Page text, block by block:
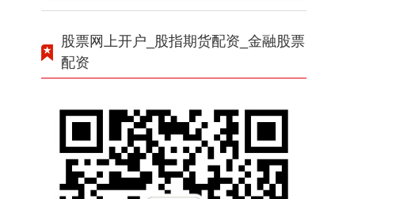
股票网上开户_股指期货配资_金融股票
配资